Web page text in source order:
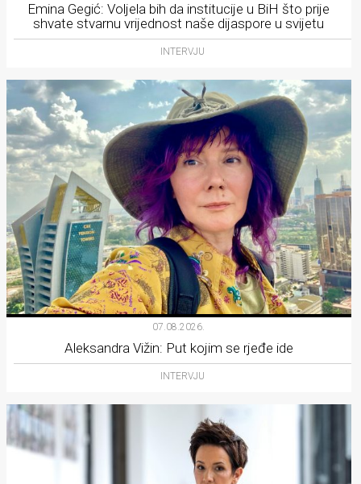
Emina Gegić: Voljela bih da institucije u BiH što prije
shvate stvarnu vrijednost naše dijaspore u svijetu
INTERVJU
07.08.2026.
Aleksandra Vižin: Put kojim se rjeđe ide
INTERVJU